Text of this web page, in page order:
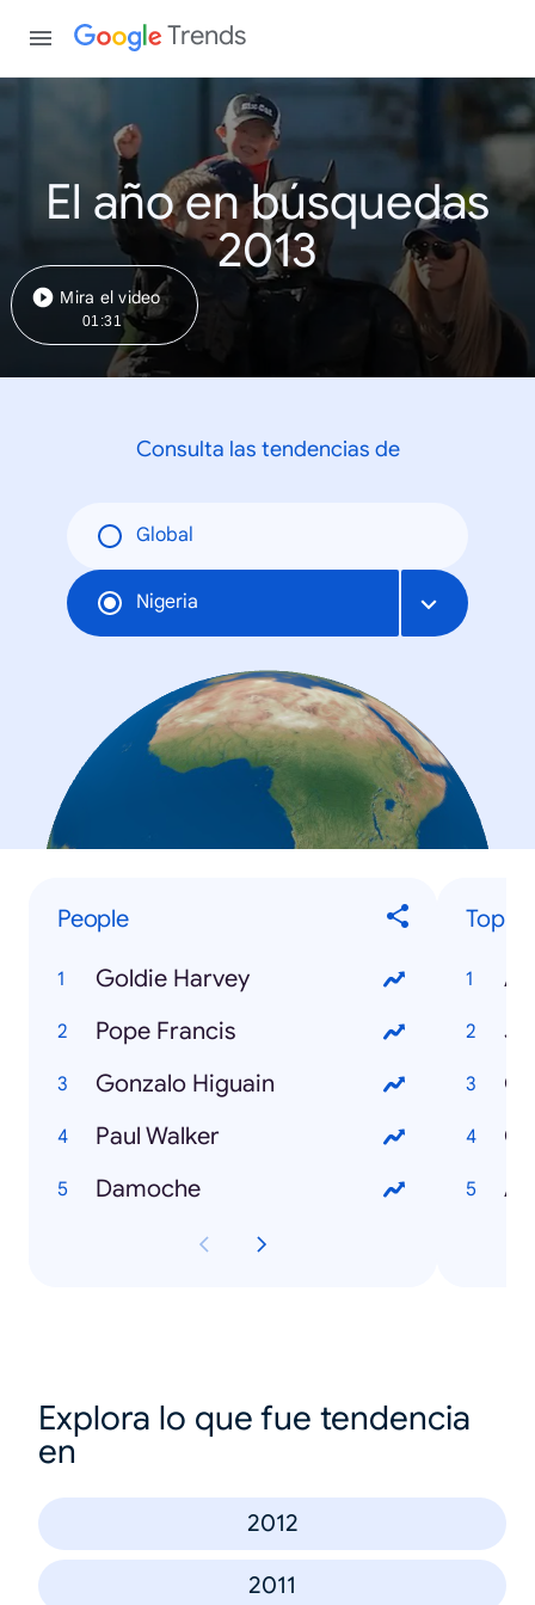
Trends
El año en búsquedas
2013
Mira el video
01:31
Consulta las tendencias de
Global
Nigeria
People
Goldie Harvey
Pope Francis
Gonzalo Higuain
Paul Walker
Damoche
Top
Explora lo que fue tendencia
en
2012
2011